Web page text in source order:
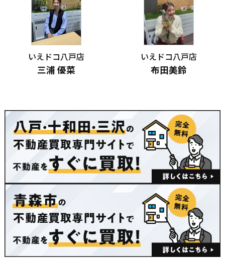
いえドコ八戸店
三浦 優菜
いえドコ八戸店
布田美鈴